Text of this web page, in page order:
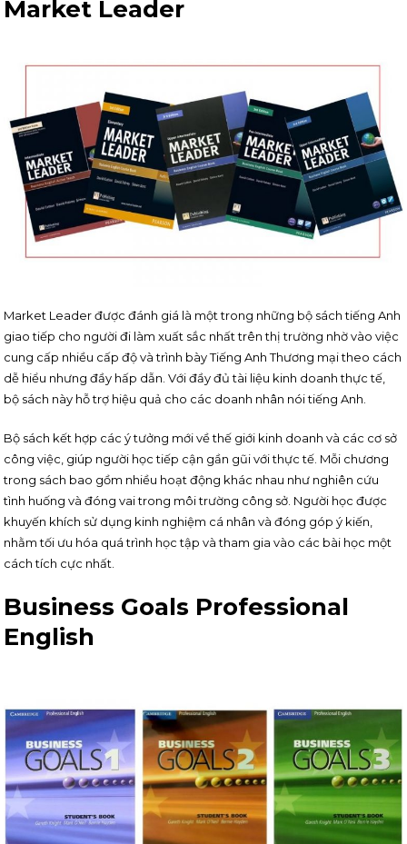
Market Leader
Market Leader được đánh giá là một trong những bộ sách tiếng Anh
giao tiếp cho người đi làm xuất sắc nhất trên thị trường nhờ vào việc
cung cấp nhiều cấp độ và trình bày Tiếng Anh Thương mại theo cách
dễ hiểu nhưng đầy hấp dẫn. Với đầy đủ tài liệu kinh doanh thực tế,
bộ sách này hỗ trợ hiệu quả cho các doanh nhân nói tiếng Anh.
Bộ sách kết hợp các ý tưởng mới về thế giới kinh doanh và các cơ sở
công việc, giúp người học tiếp cận gần gũi với thực tế. Mỗi chương
trong sách bao gồm nhiều hoạt động khác nhau như nghiên cứu
tình huống và đóng vai trong môi trường công sở. Người học được
khuyến khích sử dụng kinh nghiệm cá nhân và đóng góp ý kiến,
nhằm tối ưu hóa quá trình học tập và tham gia vào các bài học một
cách tích cực nhất.
Business Goals Professional
English